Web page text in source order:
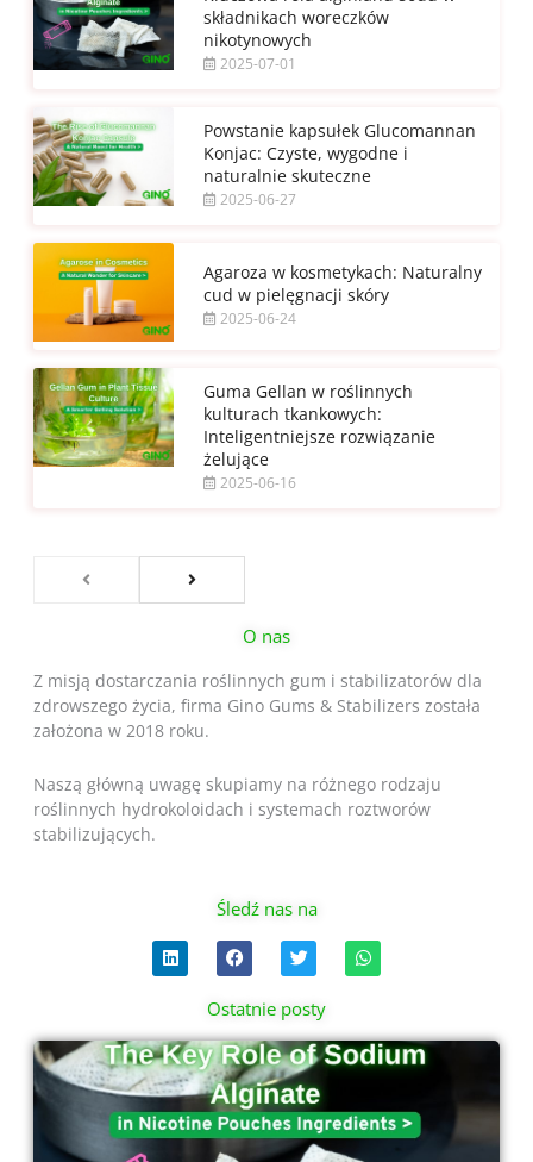
składnikach woreczków
nikotynowych
2025-07-01
Powstanie kapsułek Glucomannan
Konjac: Czyste, wygodne i
naturalnie skuteczne
2025-06-27
Agaroza w kosmetykach: Naturalny
cud w pielęgnacji skóry
2025-06-24
Guma Gellan w roślinnych
kulturach tkankowych:
Inteligentniejsze rozwiązanie
żelujące
2025-06-16
O nas
Z misją dostarczania roślinnych gum i stabilizatorów dla
zdrowszego życia, firma Gino Gums & Stabilizers została
założona w 2018 roku.
Naszą główną uwagę skupiamy na różnego rodzaju
roślinnych hydrokoloidach i systemach roztworów
stabilizujących.
Śledź nas na
L
i
n
d
i
n
F
a
c
e
b
o
o
k
T
w
i
t
t
e
r
W
h
a
a
p
p
Ostatnie posty
StronaStronaStrona Strona